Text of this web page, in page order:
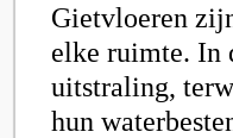
Gietvloeren
elke ruimte. In
uitstraling,
hun